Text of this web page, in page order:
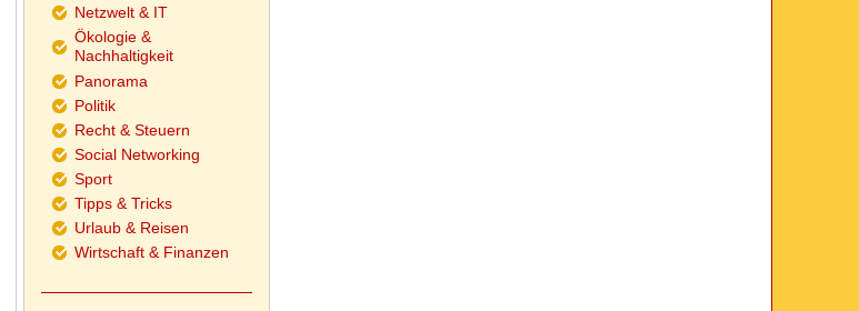
Netzwelt & IT
Ökologie &
Nachhaltigkeit
Panorama
Politik
Recht & Steuern
Social Networking
Sport
Tipps & Tricks
Urlaub & Reisen
Wirtschaft & Finanzen